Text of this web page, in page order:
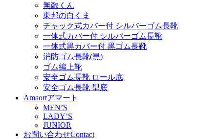
無敵くん
東邦の白くま
チャック式カバー付 シルバーゴム長靴
一体式カバー付 シルバーゴム長靴
一体式黒カバー付 黒ゴム長靴
消防ゴム長靴(黒)
ゴム編上靴
安全ゴム長靴 ロール底
安全ゴム長靴 型底
Amaortアマート
MEN’S
LADY’S
JUNIOR
お問い合わせContact